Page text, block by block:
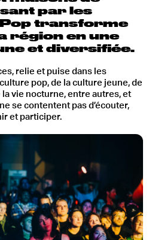
par les
transforme
région en une
et diversifiée.
relie et puise dans les
pop, de la culture jeune, de
la vie nocturne, entre autres, et
se contentent pas d’écouter,
et participer.